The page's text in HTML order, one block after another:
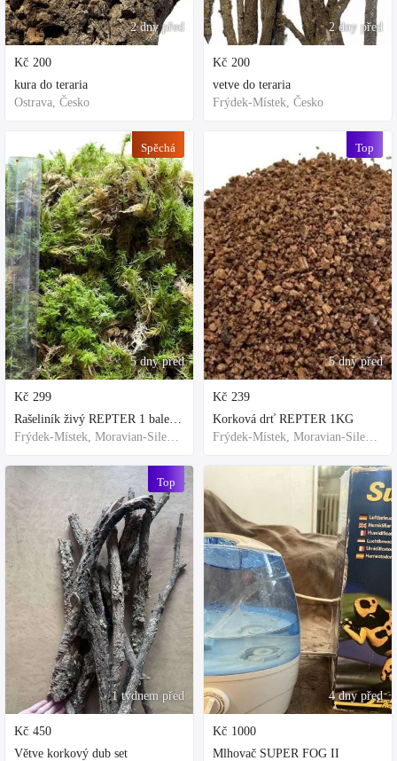
2 dny před
Kč 200
kura do teraria
Ostrava, Česko
5 dny před
Spěchá
Kč 299
Rašeliník živý REPTER 1 balení - násada, TOP kvalita 30cm-30cm-8cm
Frýdek-Místek, Moravian-Silesian Region,Others
1 týdnem před
Top
Kč 450
Větve korkový dub set
2 dny před
Kč 200
vetve do teraria
Frýdek-Místek, Česko
5 dny před
Top
Kč 239
Korková drť REPTER 1KG
Frýdek-Místek, Moravian-Silesian Region,Others
4 dny před
Kč 1000
Mlhovač SUPER FOG II